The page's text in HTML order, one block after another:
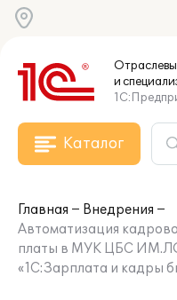
и
Каталог
Главная
Внедрения
Автоматизация
платы в МУК ЦБС
«1С:Зарплата и кадры